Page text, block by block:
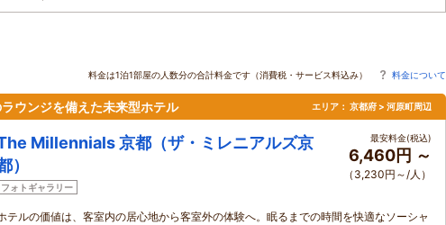
料金は1泊1部屋の人数分の合計料金です（消費税・サービス料込み） 料金について
ウンジを備えた未来型ホテル エリア： 京都府 > 河原町周辺
Millennials 京都（ザ・ミレニアルズ京
）
フォトギャラリー
最安料金(税込)
6,460円 ～
（3,230円～/人）
テルの価値は、客室内の居心地から客室外の体験へ。眠るまでの時間を快適なソーシャ